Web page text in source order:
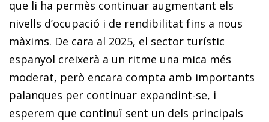
que li ha permès continuar augmentant els
nivells d’ocupació i de rendibilitat fins a nous
màxims. De cara al 2025, el sector turístic
espanyol creixerà a un ritme una mica més
moderat, però encara compta amb importants
palanques per continuar expandint-se, i
esperem que continuï sent un dels principals